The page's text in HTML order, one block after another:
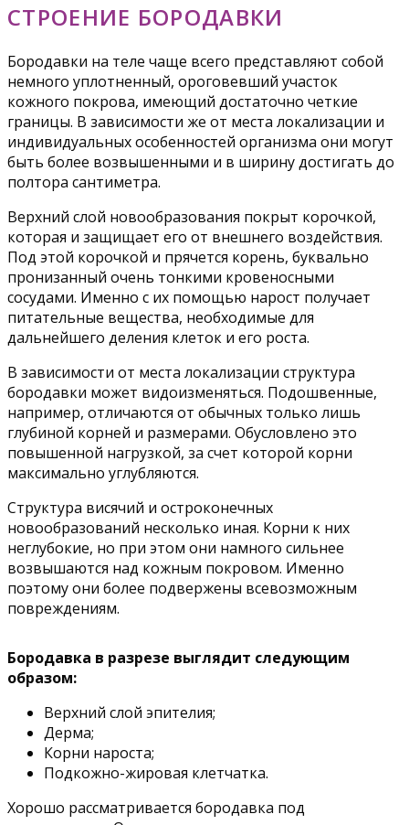
СТРОЕНИЕ БОРОДАВКИ
Бородавки на теле чаще всего представляют собой
немного уплотненный, ороговевший участок
кожного покрова, имеющий достаточно четкие
границы. В зависимости же от места локализации и
индивидуальных особенностей организма они могут
быть более возвышенными и в ширину достигать до
полтора сантиметра.
Верхний слой новообразования покрыт корочкой,
которая и защищает его от внешнего воздействия.
Под этой корочкой и прячется корень, буквально
пронизанный очень тонкими кровеносными
сосудами. Именно с их помощью нарост получает
питательные вещества, необходимые для
дальнейшего деления клеток и его роста.
В зависимости от места локализации структура
бородавки может видоизменяться. Подошвенные,
например, отличаются от обычных только лишь
глубиной корней и размерами. Обусловлено это
повышенной нагрузкой, за счет которой корни
максимально углубляются.
Структура висячий и остроконечных
новообразований несколько иная. Корни к них
неглубокие, но при этом они намного сильнее
возвышаются над кожным покровом. Именно
поэтому они более подвержены всевозможным
повреждениям.
Бородавка в разрезе выглядит следующим
образом:
Верхний слой эпителия;
Дерма;
Корни нароста;
Подкожно-жировая клетчатка.
Хорошо рассматривается бородавка под